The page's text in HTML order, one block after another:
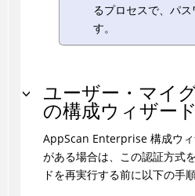
るプロセスで、パ
す。
ユーザー・マイ
の構成ウィザー
AppScan Enterprise 構成ウ
がある場合は、この認証方式
ドを再実行する前に以下の手